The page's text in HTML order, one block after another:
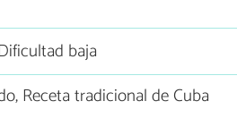
baja
Receta tradicional de Cuba